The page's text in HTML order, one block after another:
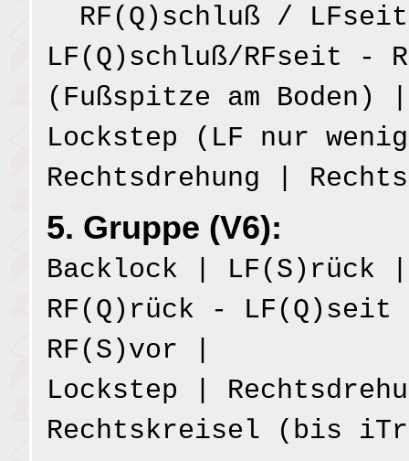
RF(Q)schluß /
LF(Q)schluß/RFseit -
(Fußspitze am Boden) |
Lockstep (LF nur
Rechtsdrehung |
5. Gruppe (V6):
Backlock | LF(S)rück
RF(Q)rück -
RF(S)vor |
Lockstep |
Rechtskreisel (bis